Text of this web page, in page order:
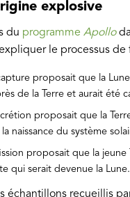
explosive
du programme Apollo
le processus de
proposait que la
de la Terre et aurait été
proposait que la
naissance du système
proposait que la
qui serait devenue la Lune.
échantillons recueillis